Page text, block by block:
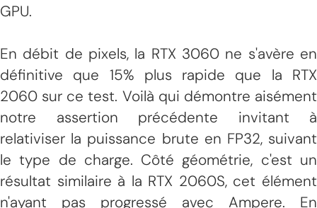
GPU.
En débit de pixels, la RTX 3060 ne s'avère en
définitive que 15% plus rapide que la RTX
2060 sur ce test. Voilà qui démontre aisément
notre assertion précédente invitant à
relativiser la puissance brute en FP32, suivant
le type de charge. Côté géométrie, c'est un
résultat similaire à la RTX 2060S, cet élément
n'ayant pas progressé avec Ampere. En